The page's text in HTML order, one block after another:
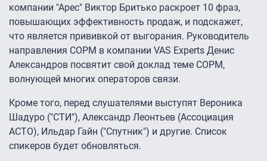
компании "Арес" Виктор Бритько раскроет 10 фраз,
повышающих эффективность продаж, и подскажет,
что является прививкой от выгорания. Руководитель
направления СОРМ в компании VAS Experts Денис
Александров посвятит свой доклад теме СОРМ,
волнующей многих операторов связи.
Кроме того, перед слушателями выступят Вероника
Шадуро ("СТИ"), Александр Леонтьев (Ассоциация
АСТО), Ильдар Гайн ("Спутник") и другие. Список
спикеров будет обновляться.